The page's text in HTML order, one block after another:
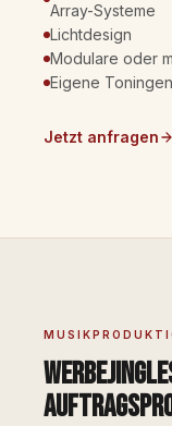
Array-Systeme
Lichtdesign
Modulare oder
Eigene
Jetzt anfragen